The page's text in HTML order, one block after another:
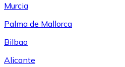
Murcia
Palma de Mallorca
Bilbao
Alicante